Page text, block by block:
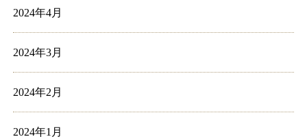
2024年4月
2024年3月
2024年2月
2024年1月